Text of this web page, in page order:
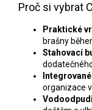
Proč si vybrat
Praktické
brašny
Stahovací
organizace